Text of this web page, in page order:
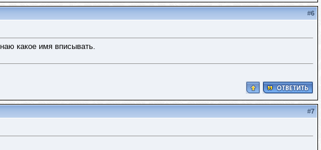
#6
какое имя вписывать.
#7